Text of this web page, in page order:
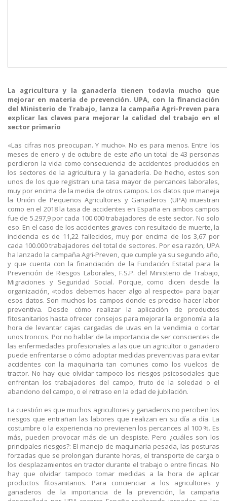
La agricultura y la ganadería tienen todavía mucho que
mejorar en materia de prevención. UPA, con la financiación
del Ministerio de Trabajo, lanza la campaña Agri-Preven para
explicar las claves para mejorar la calidad del trabajo en el
sector primario
«Las cifras nos preocupan. Y mucho». No es para menos. Entre los
meses de enero y de octubre de este año un total de 43 personas
perdieron la vida como consecuencia de accidentes producidos en
los sectores de la agricultura y la ganadería. De hecho, estos son
unos de los que registran una tasa mayor de percances laborales,
muy por encima de la media de otros campos. Los datos que maneja
la Unión de Pequeños Agricultores y Ganaderos (UPA) muestran
como en el 2018 la tasa de accidentes en España en ambos campos
fue de 5.297,9 por cada 100.000 trabajadores de este sector. No solo
eso. En el caso de los accidentes graves con resultado de muerte, la
incidencia es de 11,22 fallecidos, muy por encima de los 3,67 por
cada 100.000 trabajadores del total de sectores. Por esa razón, UPA
ha lanzado la campaña Agri-Preven, que cumple ya su segundo año,
y que cuenta con la financiación de la Fundación Estatal para la
Prevención de Riesgos Laborales, F.S.P. del Ministerio de Trabajo,
Migraciones y Seguridad Social. Porque, como dicen desde la
organización, «todos debemos hacer algo al respecto» para bajar
esos datos. Son muchos los campos donde es preciso hacer labor
preventiva. Desde cómo realizar la aplicación de productos
fitosanitarios hasta ofrecer consejos para mejorar la ergonomía a la
hora de levantar cajas cargadas de uvas en la vendimia o cortar
unos troncos. Por no hablar de la importancia de ser conscientes de
las enfermedades profesionales a las que un agricultor o ganadero
puede enfrentarse o cómo adoptar medidas preventivas para evitar
accidentes con la maquinaria tan comunes como los vuelcos de
tractor. No hay que olvidar tampoco los riesgos psicosociales que
enfrentan los trabajadores del campo, fruto de la soledad o el
abandono del campo, o el retraso en la edad de jubilación.
La cuestión es que muchos agricultores y ganaderos no perciben los
riesgos que entrañan las labores que realizan en su día a día. La
costumbre o la experiencia no previenen los percances al 100 %. Es
más, pueden provocar más de un despiste. Pero ¿cuáles son los
principales riesgos?: El manejo de maquinaria pesada, las posturas
forzadas que se prolongan durante horas, el transporte de carga o
los desplazamientos en tractor durante el trabajo o entre fincas. No
hay que olvidar tampoco tomar medidas a la hora de aplicar
productos fitosanitarios. Para concienciar a los agricultores y
ganaderos de la importancia de la prevención, la campaña